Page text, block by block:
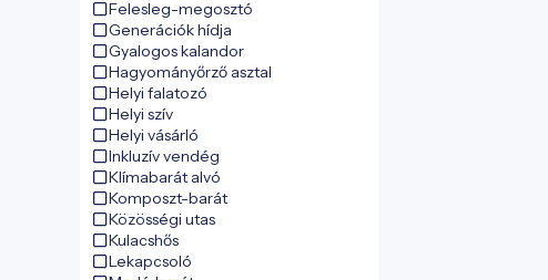
Felesleg-megosztó
Generációk hídja
Gyalogos kalandor
Hagyományőrző asztal
Helyi falatozó
Helyi szív
Helyi vásárló
Inkluzív vendég
Klímabarát alvó
Komposzt-barát
Közösségi utas
Kulacshős
Lekapcsoló